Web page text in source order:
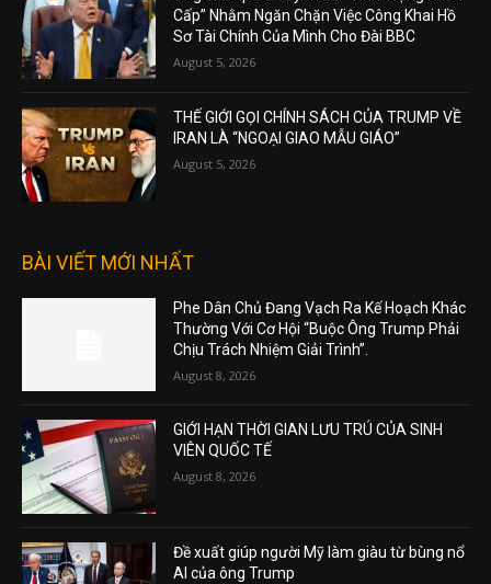
Cấp” Nhằm Ngăn Chặn Việc Công Khai Hồ
Sơ Tài Chính Của Mình Cho Đài BBC
August 5, 2026
THẾ GIỚI GỌI CHÍNH SÁCH CỦA TRUMP VỀ
IRAN LÀ “NGOẠI GIAO MẪU GIÁO”
August 5, 2026
BÀI VIẾT MỚI NHẤT
Phe Dân Chủ Đang Vạch Ra Kế Hoạch Khác
Thường Với Cơ Hội “Buộc Ông Trump Phải
Chịu Trách Nhiệm Giải Trình”.
August 8, 2026
GIỚI HẠN THỜI GIAN LƯU TRÚ CỦA SINH
VIÊN QUỐC TẾ
August 8, 2026
Đề xuất giúp người Mỹ làm giàu từ bùng nổ
AI của ông Trump